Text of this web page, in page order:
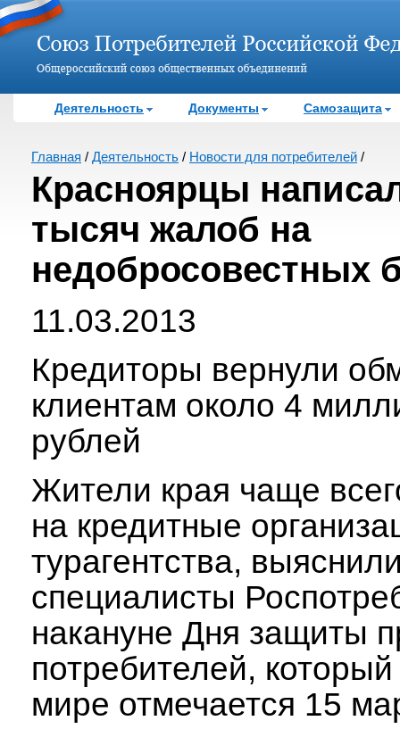
Деятельность Документы Самозащита
Главная / Деятельность / Новости для потребителей /
Красноярцы
тысяч жалоб на
недобросовестных
11.03.2013
Кредиторы вернули
клиентам около 4
рублей
Жители края чаще
на кредитные
турагентства,
специалисты
накануне Дня защиты
потребителей,
мире отмечается 15